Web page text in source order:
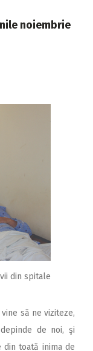
noiembrie
din spitale
să ne viziteze,
de noi, şi
toată inima de